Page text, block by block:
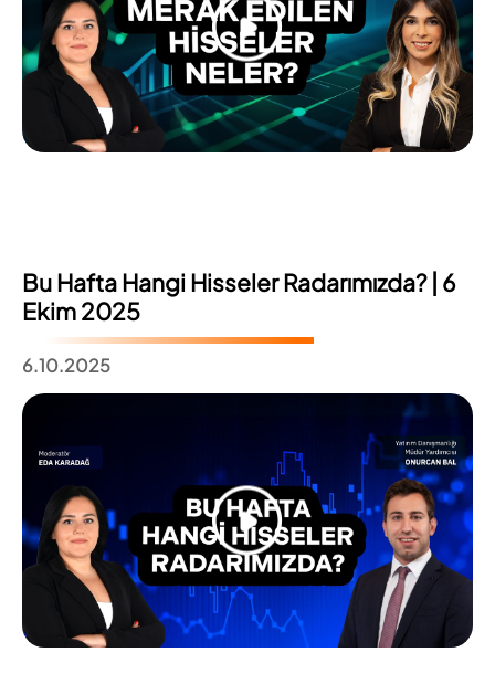
Bu Hafta Hangi Hisseler Radarımızda? | 6
Ekim 2025
6.10.2025